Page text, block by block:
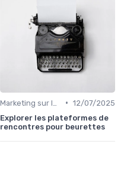
• 12/07/2025
Explorer les plateformes de
rencontres pour beurettes